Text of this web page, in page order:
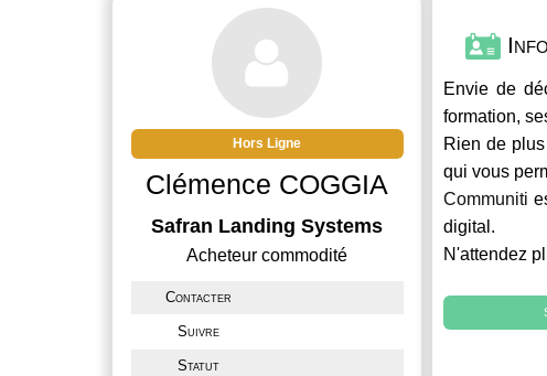
Hors Ligne
Clémence COGGIA
Safran Landing Systems
Acheteur commodité
Contacter
Suivre
Statut
Envie de
formation,
Rien de
qui vous
Communiti
digital.
N'attendez